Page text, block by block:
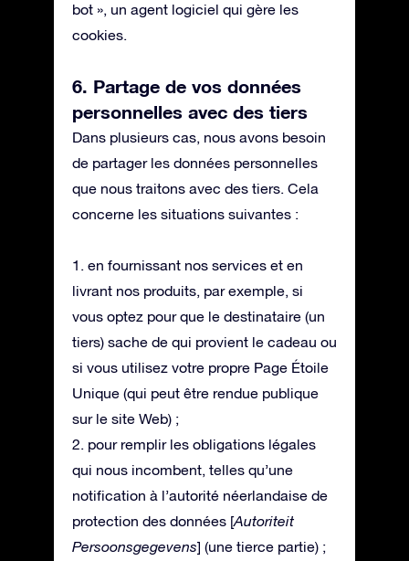
bot », un agent logiciel qui gère les
cookies.
6. Partage de vos données
personnelles avec des tiers
Dans plusieurs cas, nous avons besoin
de partager les données personnelles
que nous traitons avec des tiers. Cela
concerne les situations suivantes :
1. en fournissant nos services et en
livrant nos produits, par exemple, si
vous optez pour que le destinataire (un
tiers) sache de qui provient le cadeau ou
si vous utilisez votre propre Page Étoile
Unique (qui peut être rendue publique
sur le site Web) ;
2. pour remplir les obligations légales
qui nous incombent, telles qu’une
notification à l’autorité néerlandaise de
protection des données [Autoriteit
Persoonsgegevens] (une tierce partie) ;